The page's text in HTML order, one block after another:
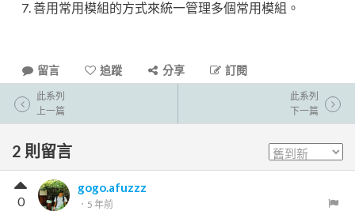
善用常用模組的方式來統一管理多個常用模組。
留言 追蹤 分享 訂閱
此系列
上一篇
此系列
下一篇
2 則留言
gogo.afuzzz
． 5 年前
0